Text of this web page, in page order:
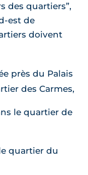
des quartiers”,
est de
doivent
près du Palais
des Carmes,
le quartier de
quartier du